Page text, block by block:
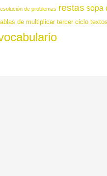
de problemas restas sopa
de multiplicar tercer ciclo textos